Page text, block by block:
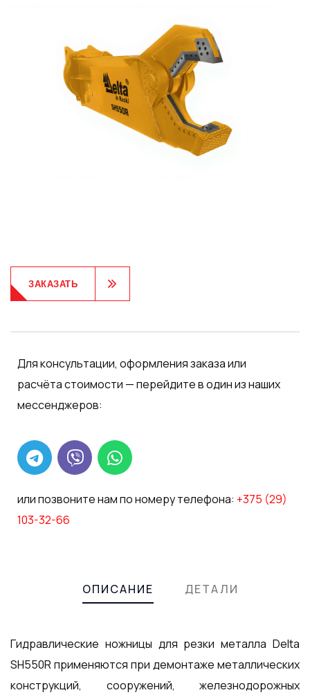
ЗАКАЗАТЬ
Для консультации, оформления заказа или
расчёта стоимости — перейдите в один из наших
мессенджеров:
или позвоните нам по номеру телефона: +375 (29)
103-32-66
ОПИСАНИЕ ДЕТАЛИ
Гидравлические ножницы для резки металла Delta
SH550R применяются при демонтаже металлических
конструкций, сооружений, железнодорожных